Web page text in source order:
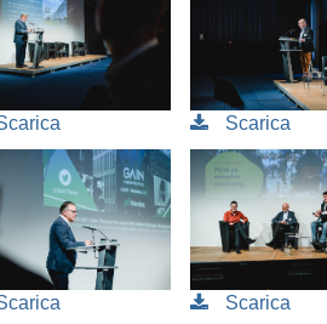
Scarica
Scarica